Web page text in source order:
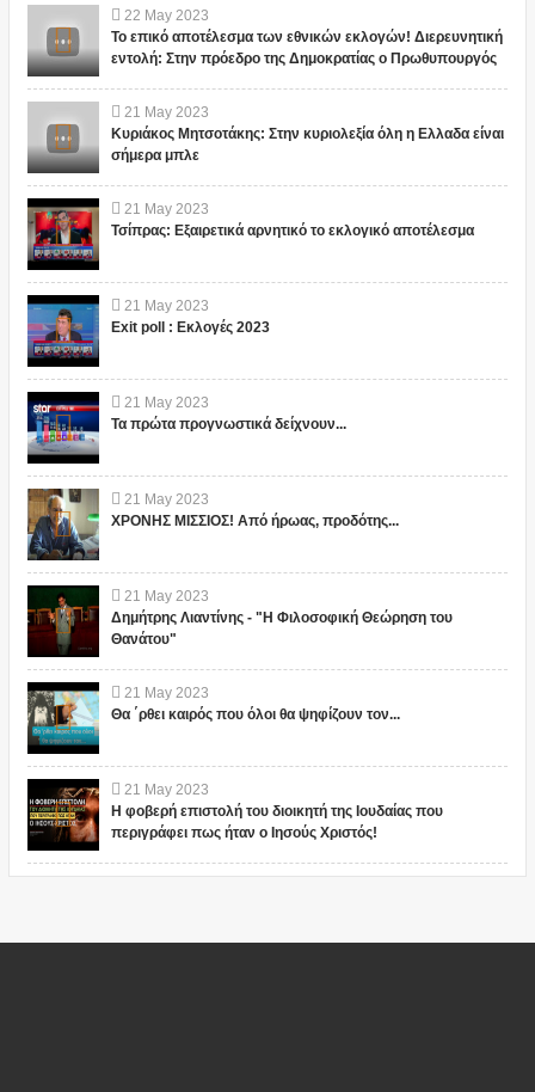
22 May 2023
Το επικό αποτέλεσμα των εθνικών εκλογών! Διερευνητική
εντολή: Στην πρόεδρο της Δημοκρατίας ο Πρωθυπουργός
21 May 2023
Κυριάκος Μητσοτάκης: Στην κυριολεξία όλη η Ελλαδα είναι
σήμερα μπλε
21 May 2023
Τσίπρας: Εξαιρετικά αρνητικό το εκλογικό αποτέλεσμα
21 May 2023
Exit poll : Εκλογές 2023
21 May 2023
Τα πρώτα προγνωστικά δείχνουν...
21 May 2023
ΧΡΟΝΗΣ ΜΙΣΣΙΟΣ! Από ήρωας, προδότης...
21 May 2023
Δημήτρης Λιαντίνης - "Η Φιλοσοφική Θεώρηση του
Θανάτου"
21 May 2023
Θα ΄ρθει καιρός που όλοι θα ψηφίζουν τον...
21 May 2023
Η φοβερή επιστολή του διοικητή της Ιουδαίας που
περιγράφει πως ήταν ο Ιησούς Χριστός!